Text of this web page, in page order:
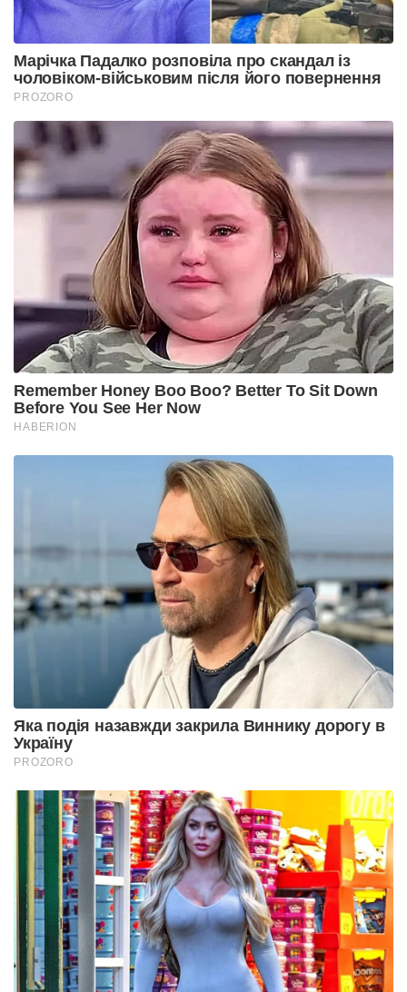
Марічка Падалко розповіла про скандал із
чоловіком-військовим після його повернення
PROZORO
Remember Honey Boo Boo? Better To Sit Down
Before You See Her Now
HABERION
Яка подія назавжди закрила Виннику дорогу в
Україну
PROZORO